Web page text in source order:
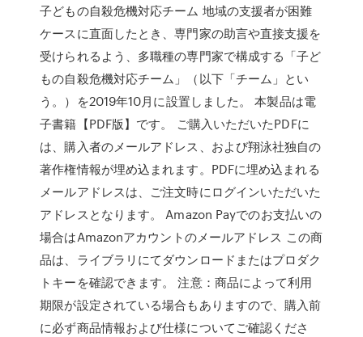
子どもの自殺危機対応チーム 地域の支援者が困難
ケースに直面したとき、専門家の助言や直接支援を
受けられるよう、多職種の専門家で構成する「子ど
もの自殺危機対応チーム」（以下「チーム」とい
う。）を2019年10月に設置しました。 本製品は電
子書籍【PDF版】です。 ご購入いただいたPDFに
は、購入者のメールアドレス、および翔泳社独自の
著作権情報が埋め込まれます。PDFに埋め込まれる
メールアドレスは、ご注文時にログインいただいた
アドレスとなります。 Amazon Payでのお支払いの
場合はAmazonアカウントのメールアドレス この商
品は、ライブラリにてダウンロードまたはプロダク
トキーを確認できます。 注意：商品によって利用
期限が設定されている場合もありますので、購入前
に必ず商品情報および仕様についてご確認くださ